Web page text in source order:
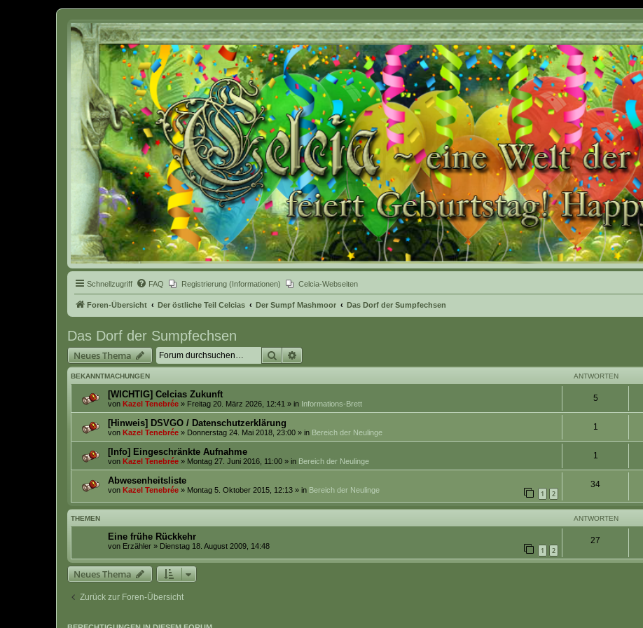
Celcia - eine Welt der Fantasy
Schnellzugriff FAQ Registrierung (Informationen) Celcia-Webseiten
Foren-Übersicht Der östliche Teil Celcias Der Sumpf Mashmoor Das Dorf der Sumpfechsen
Das Dorf der Sumpfechsen
Neues Thema SucheErweiterte Suche
BEKANNTMACHUNGEN ANTWORTEN
[WICHTIG] Celcias Zukunft
von Kazel Tenebrée » Freitag 20. März 2026, 12:41 » in Informations-Brett
5
[Hinweis] DSVGO / Datenschutzerklärung
von Kazel Tenebrée » Donnerstag 24. Mai 2018, 23:00 » in Bereich der Neulinge
1
[Info] Eingeschränkte Aufnahme
von Kazel Tenebrée » Montag 27. Juni 2016, 11:00 » in Bereich der Neulinge
1
Abwesenheitsliste
von Kazel Tenebrée » Montag 5. Oktober 2015, 12:13 » in Bereich der Neulinge 1 2
34
THEMEN ANTWORTEN
Eine frühe Rückkehr
von Erzähler » Dienstag 18. August 2009, 14:48 1 2
27
Neues Thema
Zurück zur Foren-Übersicht